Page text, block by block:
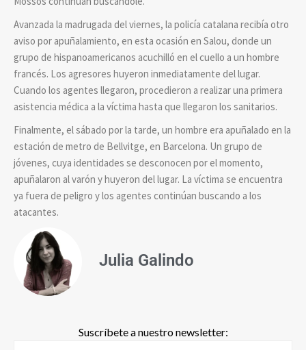
Avanzada la madrugada del viernes, la policía catalana recibía otro
aviso por apuñalamiento, en esta ocasión en Salou, donde un
grupo de hispanoamericanos acuchilló en el cuello a un hombre
francés. Los agresores huyeron inmediatamente del lugar.
Cuando los agentes llegaron, procedieron a realizar una primera
asistencia médica a la víctima hasta que llegaron los sanitarios.
Finalmente, el sábado por la tarde, un hombre era apuñalado en la
estación de metro de Bellvitge, en Barcelona. Un grupo de
jóvenes, cuya identidades se desconocen por el momento,
apuñalaron al varón y huyeron del lugar. La víctima se encuentra
ya fuera de peligro y los agentes continúan buscando a los
atacantes.
Julia Galindo
Suscríbete a nuestro newsletter: